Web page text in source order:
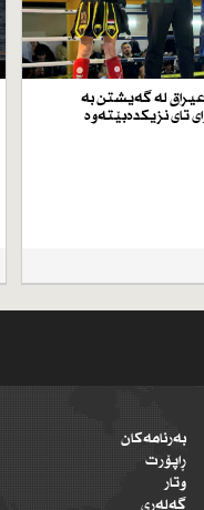
عیراق لە گەیشتن بە
تای نزیكدەبێتەوە
بەرنامەکان
ڕاپۆرت
وتار
گەلەری